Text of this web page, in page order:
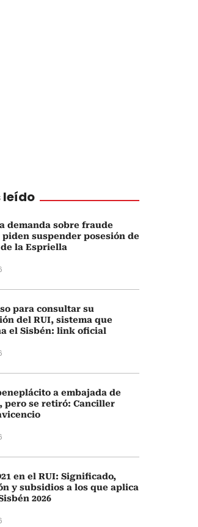
leído
demanda sobre fraude
suspender posesión de
la Espriella
para consultar su
del RUI, sistema que
el Sisbén: link oficial
a embajada de
pero se retiró: Canciller
en el RUI: Significado,
y subsidios a los que aplica
2026